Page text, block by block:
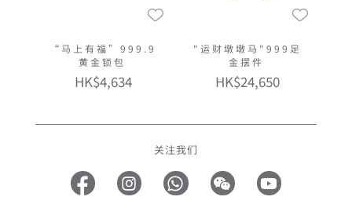
“马上有福”999.9
黄金锁包
HK$4,634
"运财墩墩马"999足
金摆件
HK$24,650
关注我们